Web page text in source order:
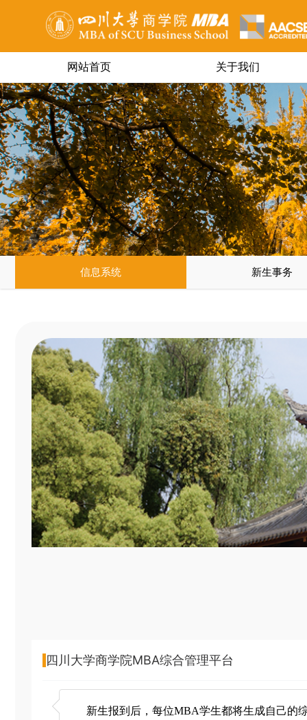
网站首页 关于我们
MBA OF SCU BUSINESS SCHOOL
信息系统 新生事务
四川大学商学院MBA综合管理平台
新生报到后，每位MBA学生都将生成自己的